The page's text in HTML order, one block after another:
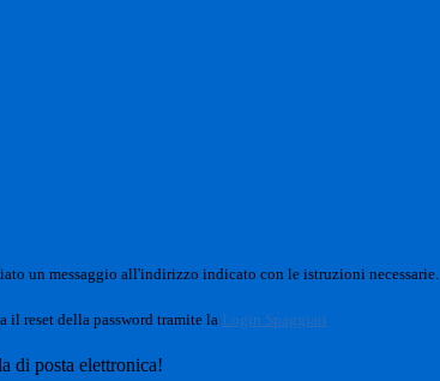
un messaggio all'indirizzo indicato con le istruzioni necessarie.
il reset della password tramite la Login Spaggiari
di posta elettronica!